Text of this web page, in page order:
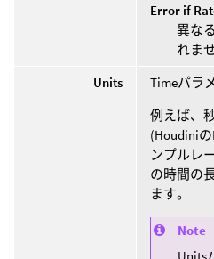
Error if
異な
れま
Units
Timeパラ
例えば、
(Houdini
ンプルレ
の時間の
ます。
Note